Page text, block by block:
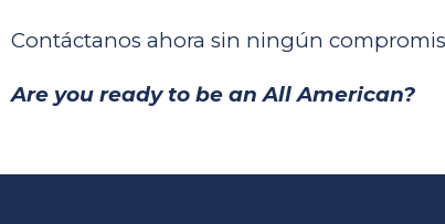
Contáctanos ahora sin ningún
Are you ready to be an All American?